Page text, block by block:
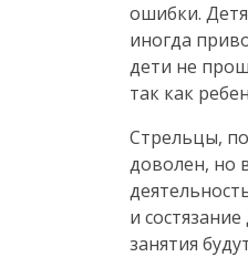
ошибки.
иногда
дети не
так как
Стрельцы,
доволен, но
и
занятия